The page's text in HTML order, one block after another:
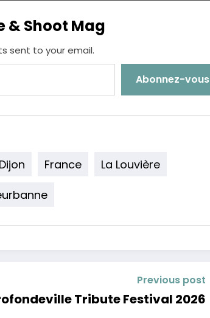
& Shoot Mag
sent to your email.
Abonnez-vous
Dijon France
La Louvière
Previous post
Tribute Festival 2026